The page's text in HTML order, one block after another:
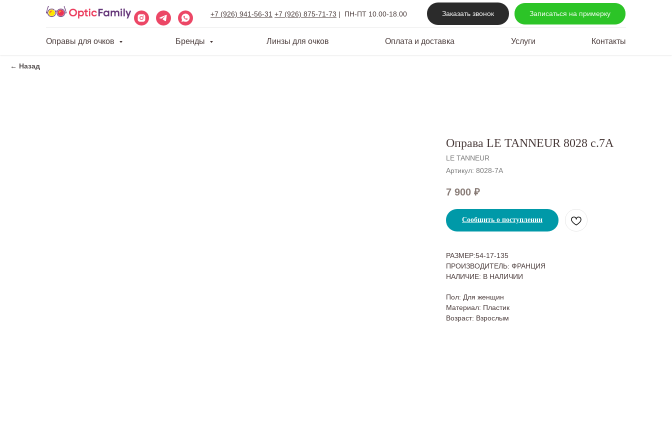
+7 (926) 941-56-31 +7 (926) 875-71-73 | ПН-ПТ 10.00-18.00 Заказать звонок Записаться на примерку
Оправы для очков Бренды Линзы для очков Оплата и доставка Услуги Контакты
← Назад
Оправа LE TANNEUR 8028 c.7A
LE TANNEUR
Артикул: 8028-7A
7 900 ₽
Сообщить о поступлении
РАЗМЕР:54-17-135
ПРОИЗВОДИТЕЛЬ: ФРАНЦИЯ
НАЛИЧИЕ: В НАЛИЧИИ
Пол: Для женщин
Материал: Пластик
Возраст: Взрослым